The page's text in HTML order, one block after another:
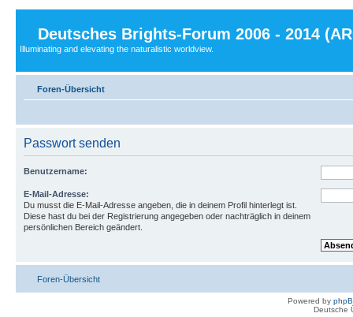
Deutsches Brights-Forum 2006 - 2014
Illuminating and elevating the naturalistic worldview.
Foren-Übersicht
Passwort senden
Benutzername:
E-Mail-Adresse:
Du musst die E-Mail-Adresse angeben, die in deinem Profil hinterlegt ist.
Diese hast du bei der Registrierung angegeben oder nachträglich in deinem
persönlichen Bereich geändert.
Foren-Übersicht
Powered by
Deutsche